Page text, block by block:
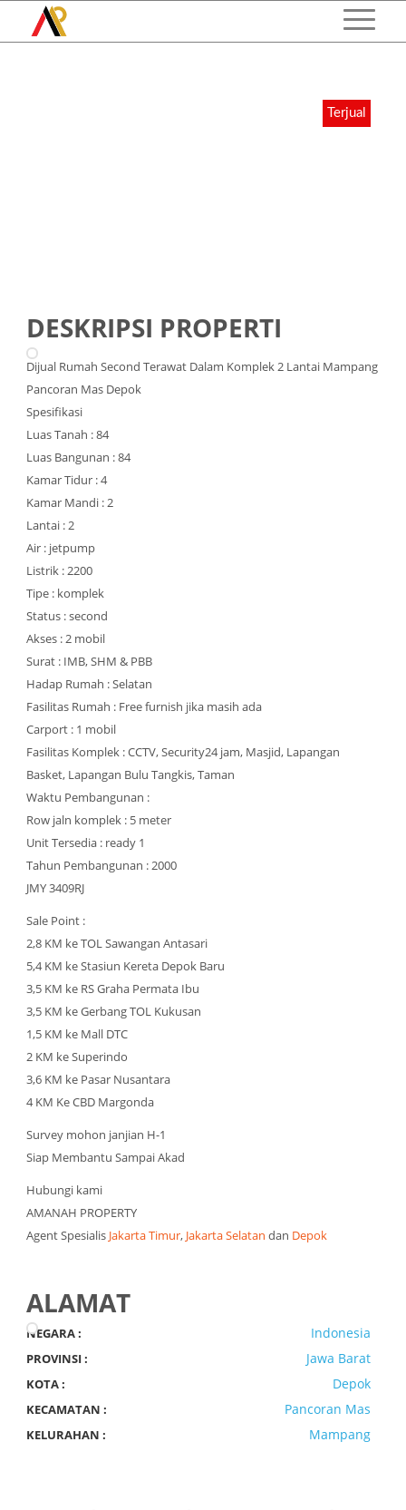
Terjual
DESKRIPSI PROPERTI
Dijual Rumah Second Terawat Dalam Komplek 2 Lantai Mampang
Pancoran Mas Depok
Spesifikasi
Luas Tanah : 84
Luas Bangunan : 84
Kamar Tidur : 4
Kamar Mandi : 2
Lantai : 2
Air : jetpump
Listrik : 2200
Tipe : komplek
Status : second
Akses : 2 mobil
Surat : IMB, SHM & PBB
Hadap Rumah : Selatan
Fasilitas Rumah : Free furnish jika masih ada
Carport : 1 mobil
Fasilitas Komplek : CCTV, Security24 jam, Masjid, Lapangan
Basket, Lapangan Bulu Tangkis, Taman
Waktu Pembangunan :
Row jaln komplek : 5 meter
Unit Tersedia : ready 1
Tahun Pembangunan : 2000
JMY 3409RJ
Sale Point :
2,8 KM ke TOL Sawangan Antasari
5,4 KM ke Stasiun Kereta Depok Baru
3,5 KM ke RS Graha Permata Ibu
3,5 KM ke Gerbang TOL Kukusan
1,5 KM ke Mall DTC
2 KM ke Superindo
3,6 KM ke Pasar Nusantara
4 KM Ke CBD Margonda
Survey mohon janjian H-1
Siap Membantu Sampai Akad
Hubungi kami
AMANAH PROPERTY
Agent Spesialis Jakarta Timur, Jakarta Selatan dan Depok
ALAMAT
NEGARA : Indonesia
PROVINSI : Jawa Barat
KOTA : Depok
KECAMATAN : Pancoran Mas
KELURAHAN : Mampang